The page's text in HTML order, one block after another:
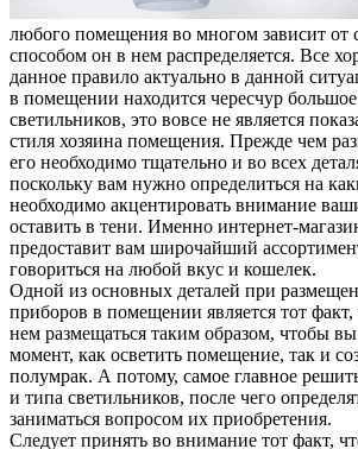
любого помещения во многом зависит от
способом он в нем распределяется. Все
данное правило актуально в данной
в помещении находится чересчур
светильников, это вовсе не является
стиля хозяина помещения. Прежде чем
его необходимо тщательно и во всех
поскольку вам нужно определиться на
необходимо акцентировать внимание
оставить в тени. Именно интернет-
предоставит вам широчайший
говориться на любой вкус и кошелек.
Одной из основных деталей при
приборов в помещении является тот
нем размещаться таким образом, чтобы
момент, как осветить помещение, так и
полумрак. А потому, самое главное
и типа светильников, после чего
заниматься вопросом их приобретения.
Следует принять во внимание тот факт,